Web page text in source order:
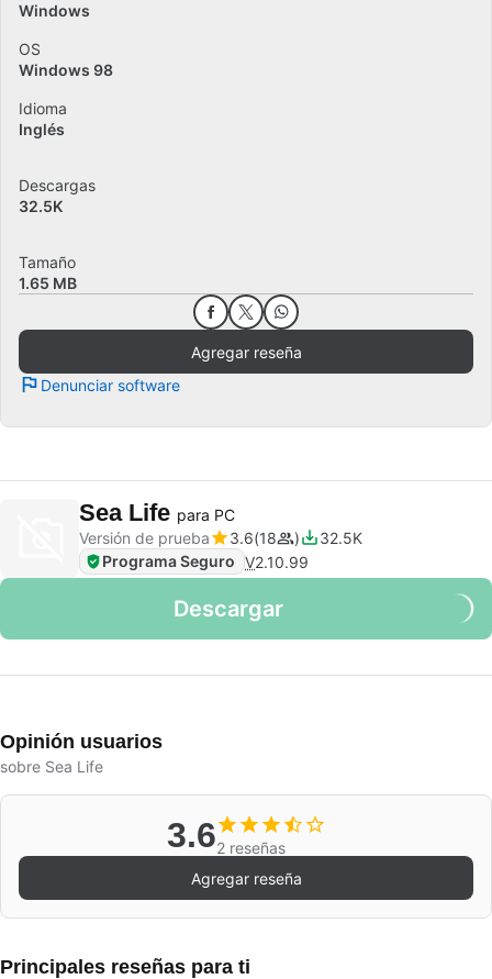
Windows
OS
Windows 98
Idioma
Inglés
Descargas
32.5K
Tamaño
1.65 MB
Agregar reseña
Denunciar software
Sea Life para PC
Versión de prueba
3.6 18
32.5K
Programa Seguro V2.10.99
Descargar
Opinión usuarios
sobre Sea Life
3.62 reseñas
Agregar reseña
Principales reseñas para ti